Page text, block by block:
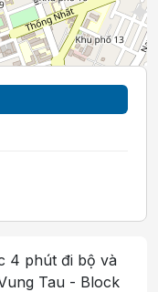
4 phút đi bộ và
Tau - Block